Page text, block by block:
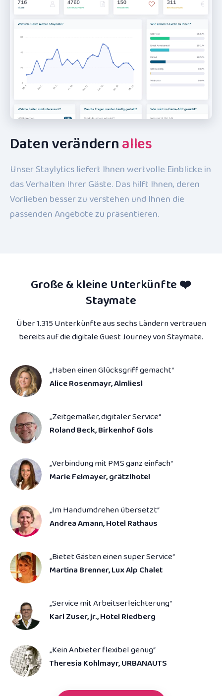
Daten verändernalles
Unser Staylytics liefert Ihnen wertvolle Einblicke in
das Verhalten Ihrer Gäste. Das hilft Ihnen, deren
Vorlieben besser zu verstehen und Ihnen die
passenden Angebote zu präsentieren.
Große & kleine Unterkünfte ❤️
Staymate
Über 1.315 Unterkünfte aus sechs Ländern vertrauen
bereits auf die digitale Guest Journey von Staymate.
„Haben einen Glücksgriff gemacht“
Alice Rosenmayr, Almliesl
„Zeitgemäßer, digitaler Service“
Roland Beck, Birkenhof Gols
„Verbindung mit PMS ganz einfach“
Marie Felmayer, grätzlhotel
„Im Handumdrehen über­setzt“
Andrea Amann, Hotel Rathaus
„Bietet Gästen einen super Service“
Martina Brenner, Lux Alp Chalet
„Service mit Arbeits­erleichterung“
Karl Zuser, jr., Hotel Riedberg
„Kein Anbieter flexibel genug“
Theresia Kohlmayr, URBANAUTS